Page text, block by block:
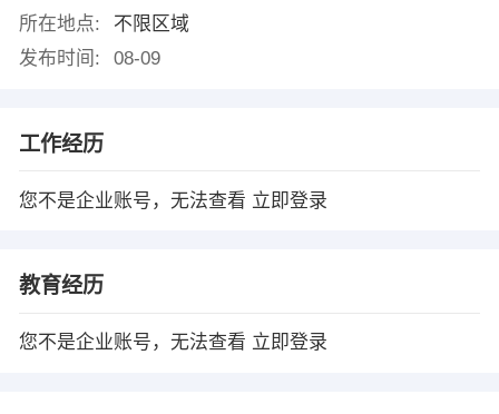
所在地点:
不限区域
发布时间:
08-09
工作经历
您不是企业账号，无法查看 立即登录
教育经历
您不是企业账号，无法查看 立即登录